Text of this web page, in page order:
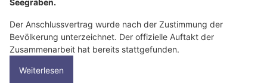
Seegräben.
Der Anschlussvertrag wurde nach der Zustimmung der
Bevölkerung unterzeichnet. Der offizielle Auftakt der
Zusammenarbeit hat bereits stattgefunden.
Weiterlesen